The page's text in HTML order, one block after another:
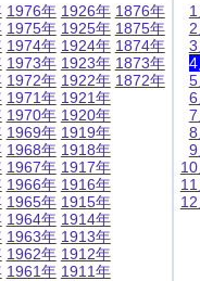
1976年
1975年
1974年
1973年
1972年
1971年
1970年
1969年
1968年
1967年
1966年
1965年
1964年
1963年
1962年
1961年
1926年
1925年
1924年
1923年
1922年
1921年
1920年
1919年
1918年
1917年
1916年
1915年
1914年
1913年
1912年
1911年
1876年
1875年
1874年
1873年
1872年